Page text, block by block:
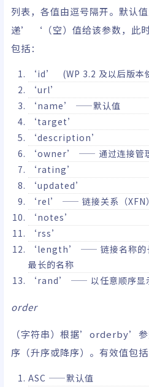
列表，各值由逗号隔开。默认
递’ ‘（空）值给该参数，此
包括：
‘id’ (WP 3.2 及以后版
‘url’
‘name’ ——默认值
‘target’
‘description’
‘owner’ —— 通过连接管
‘rating’
‘updated’
‘rel’ —— 链接关系（XFN）
‘notes’
‘rss’
‘length’ —— 链接名称的
最长的名称
‘rand’ —— 以任意顺序显
order
（字符串）根据’orderby’参
序（升序或降序）。有效值包括
ASC ——默认值